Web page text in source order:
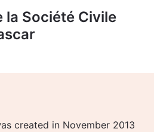
la Société Civile
created in November 2013